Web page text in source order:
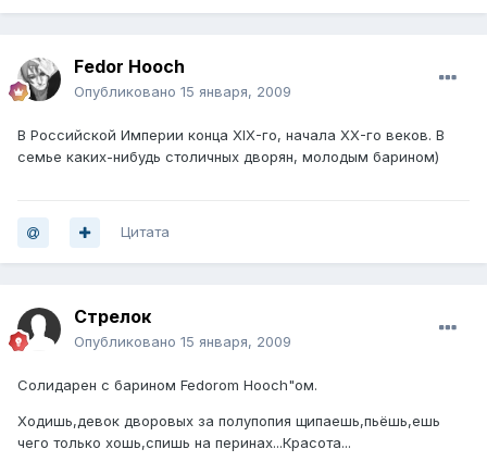
Fedor Hooch
Опубликовано 15 января, 2009
В Российской Империи конца XIX-го, начала XX-го веков. В
семье каких-нибудь столичных дворян, молодым барином)
Цитата
Стрелок
Опубликовано 15 января, 2009
Солидарен с барином Fedorom Hooch"ом.
Ходишь,девок дворовых за полупопия щипаешь,пьёшь,ешь
чего только хошь,спишь на перинах...Красота...